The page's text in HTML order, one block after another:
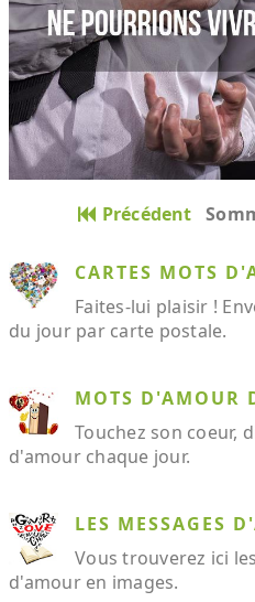
Précédent
CARTES MOTS
Faites-lui plaisir !
du jour par carte postale.
MOTS D'AMOUR
Touchez son coeur,
d'amour chaque jour.
LES MESSAGES
Vous trouverez ici
d'amour en images.